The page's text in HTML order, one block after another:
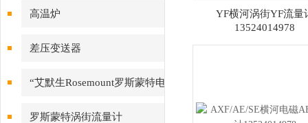
高温炉
差压变送器
“艾默生Rosemount罗斯蒙特电
磁流量计
罗斯蒙特涡街流量计
YF横河涡街YF流量
13524014978